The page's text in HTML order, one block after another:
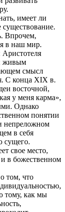
имеет ли
Впрочем,
в наш мир.
живым
смысл
С конца XIX в.
восточной,
у меня карма»,
Однако
понятии
непреложном
в себя
сущего.
свое место,
в божественном
том, что
тому, как мы